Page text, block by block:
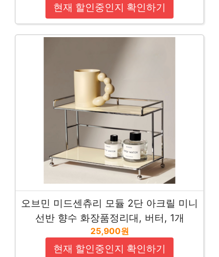
현재 할인중인지 확인하기
오브민 미드센츄리 모듈 2단 아크릴 미니
선반 향수 화장품정리대, 버터, 1개
25,900원
현재 할인중인지 확인하기